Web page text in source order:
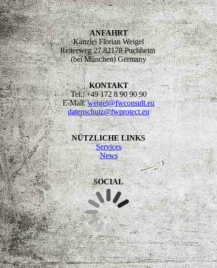
ANFAHRT
Kanzlei Florian Weigel
Reiterweg 27 82178 Puchheim
(bei München) Germany
KONTAKT
Tel.: +49 172 8 90 90 90
E-Mail:weigel@fwconsult.eu
datenschutz@fwprotect.eu
NÜTZLICHE LINKS
Services
News
SOCIAL